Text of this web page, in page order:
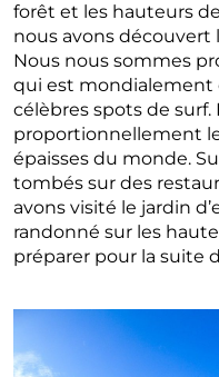
forêt et les hauteurs
nous avons découvert
Nous nous sommes
qui est
célèbres spots de surf.
proportionnellement
épaisses du monde.
tombés sur des
avons visité le jardin
randonné sur les
préparer pour la suite